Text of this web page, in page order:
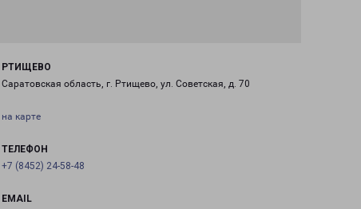
РТИЩЕВО
Саратовская область, г. Ртищево, ул. Советская, д. 70
на карте
ТЕЛЕФОН
+7 (8452) 24-58-48
EMAIL